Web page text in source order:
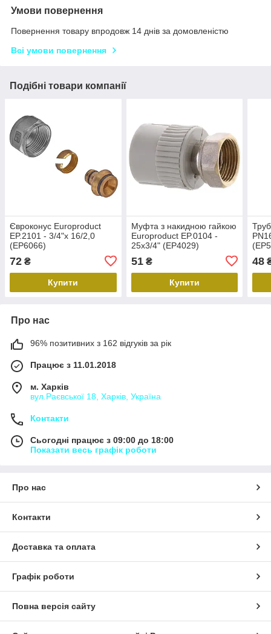
Умови повернення
Повернення товару впродовж 14 днів за домовленістю
Всі умови повернення
Подібні товари компанії
Євроконус Europroduct
EP.2101 - 3/4"x 16/2,0
(EP6066)
72 ₴
Купити
Муфта з накидною гайкою
Europroduct EP.0104 -
25x3/4" (EP4029)
51₴
Купити
48
Про нас
96% позитивних з 162 відгуків за рік
Працює з 11.01.2018
м. Харків
вул.Раєвської 18, Харків, Україна
Контакти
Сьогодні працює з 09:00 до 18:00
Показати весь графік роботи
Про нас
Контакти
Доставка та оплата
Графік роботи
Повна версія сайту